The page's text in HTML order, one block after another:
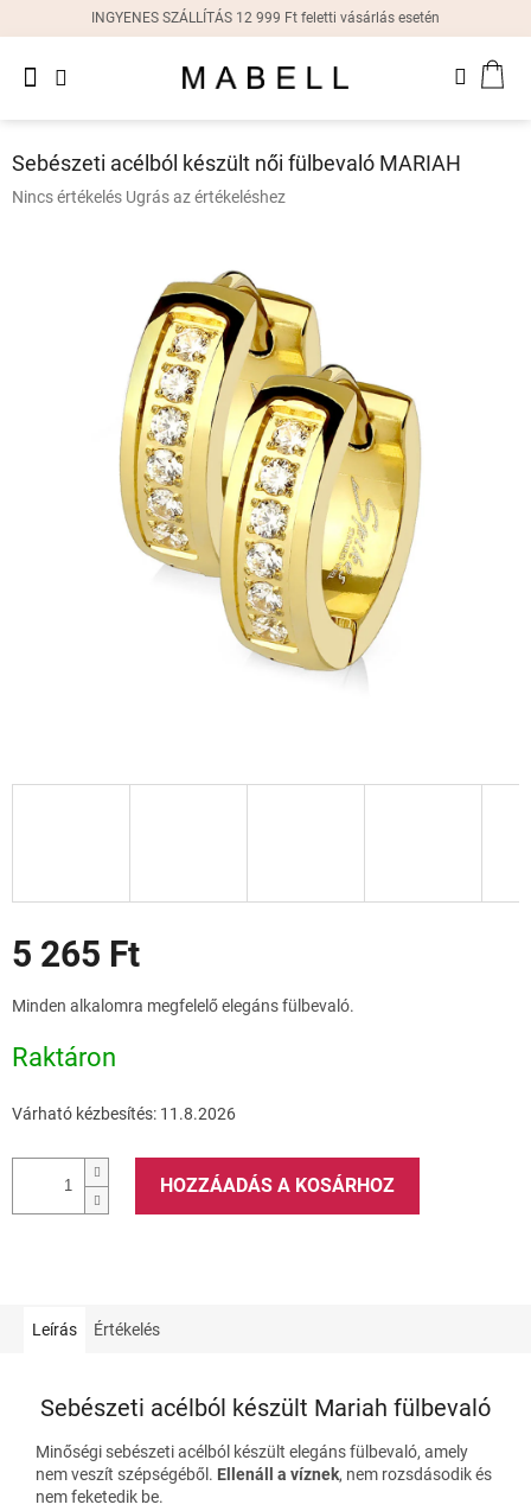
tartalomhoz
INGYENES SZÁLLÍTÁS 12 999 Ft feletti vásárlás esetén
Női
fülbevalók
Ajándékdobozok
Sebészeti acélból készült női fülbevaló MARIAH
A
Nincs értékelés Ugrás az értékeléshez
5 265 Ft
Minden alkalomra megfelelő elegáns fülbevaló.
Raktáron
Várható kézbesítés: 11.8.2026
HOZZÁADÁS A KOSÁRHOZ
Leírás Értékelés
Sebészeti acélból készült Mariah fülbevaló
Minőségi sebészeti acélból készült elegáns fülbevaló, amely
nem veszít szépségéből. Ellenáll a víznek, nem rozsdásodik és
nem feketedik be.